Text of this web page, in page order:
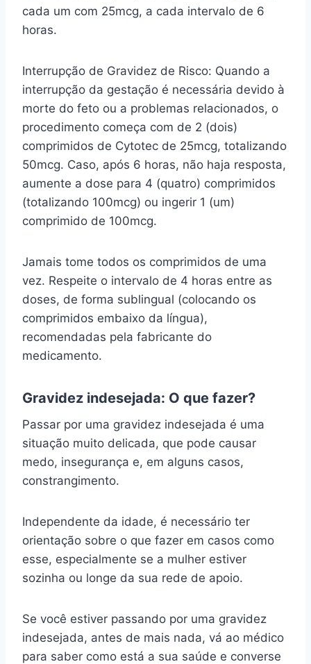
cada um com 25mcg, a cada intervalo de 6
horas.
Interrupção de Gravidez de Risco: Quando a
interrupção da gestação é necessária devido à
morte do feto ou a problemas relacionados, o
procedimento começa com de 2 (dois)
comprimidos de Cytotec de 25mcg, totalizando
50mcg. Caso, após 6 horas, não haja resposta,
aumente a dose para 4 (quatro) comprimidos
(totalizando 100mcg) ou ingerir 1 (um)
comprimido de 100mcg.
Jamais tome todos os comprimidos de uma
vez. Respeite o intervalo de 4 horas entre as
doses, de forma sublingual (colocando os
comprimidos embaixo da língua),
recomendadas pela fabricante do
medicamento.
Gravidez indesejada: O que fazer?
Passar por uma gravidez indesejada é uma
situação muito delicada, que pode causar
medo, insegurança e, em alguns casos,
constrangimento.
Independente da idade, é necessário ter
orientação sobre o que fazer em casos como
esse, especialmente se a mulher estiver
sozinha ou longe da sua rede de apoio.
Se você estiver passando por uma gravidez
indesejada, antes de mais nada, vá ao médico
para saber como está a sua saúde e converse